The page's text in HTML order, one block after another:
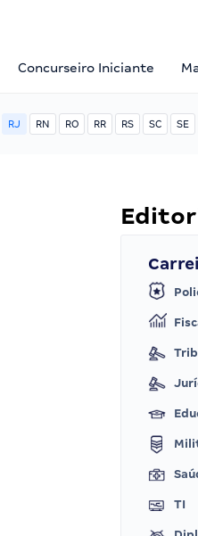
Concurseiro Iniciante
RJ RN RO RR RS SC SE
TI